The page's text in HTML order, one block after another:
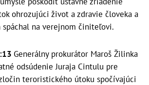
ohrozujúci život a zdravie človeka a
spáchal na verejnom činiteľovi.
Generálny prokurátor Maroš Žilinka
odsúdenie Juraja Cintulu pre
teroristického útoku spočívajúci